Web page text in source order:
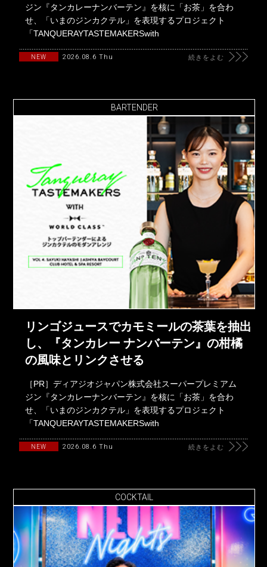
ジン『タンカレーナンバーテン』を核に「お茶」を合わ
せ、「いまのジンカクテル」を表現するプロジェクト
「TANQUERAYTASTEMAKERSwith
NEW 2026.08.6 Thu 続きをよむ
BARTENDER
リンゴジュースでカモミールの茶葉を抽出
し、『タンカレー ナンバーテン』の柑橘
の風味とリンクさせる
［PR］ディアジオジャパン株式会社スーパープレミアム
ジン『タンカレーナンバーテン』を核に「お茶」を合わ
せ、「いまのジンカクテル」を表現するプロジェクト
「TANQUERAYTASTEMAKERSwith
NEW 2026.08.6 Thu 続きをよむ
COCKTAIL